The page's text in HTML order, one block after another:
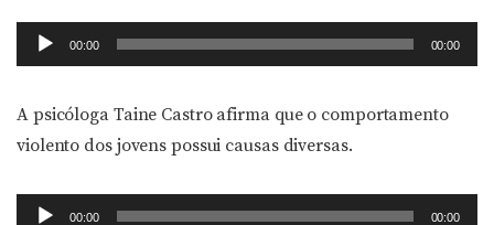
Tocador
de
00:00 00:00
A psicóloga Taine Castro afirma que o comportamento
violento dos jovens possui causas diversas.
Tocador00:00 00:00